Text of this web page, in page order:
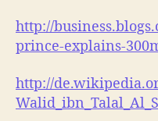
http://
prince-explains-
http://